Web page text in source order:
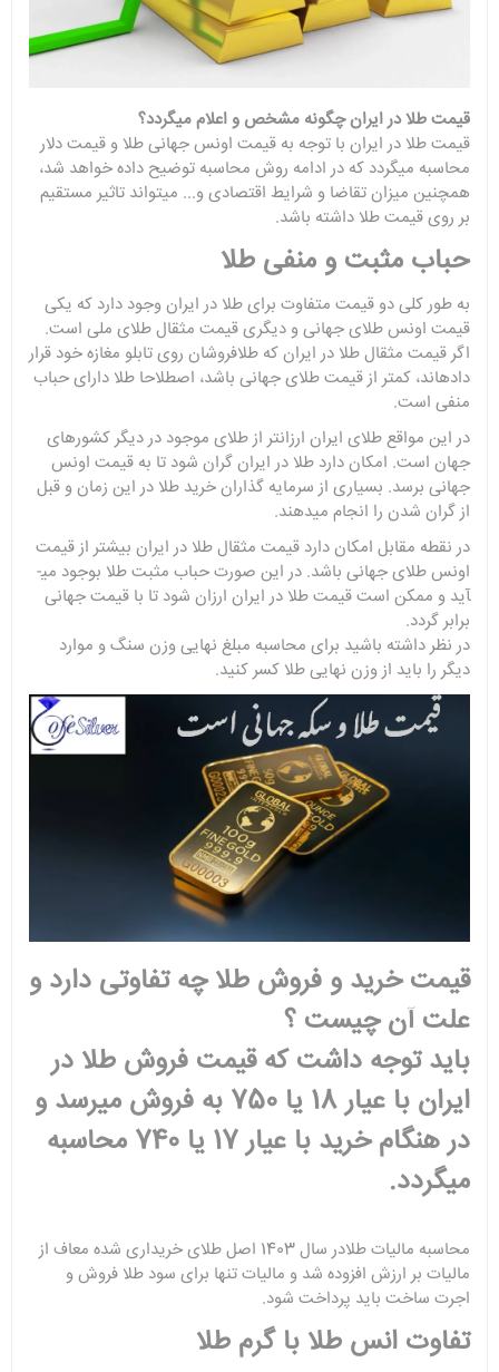
قیمت طلا در ایران چگونه مشخص و اعلام میگردد؟
قیمت طلا در ایران با توجه به قیمت اونس جهانی طلا و قیمت دلار
محاسبه میگردد که در ادامه روش محاسبه توضیح داده خواهد شد،
همچنین میزان تقاضا و شرایط اقتصادی و... میتواند تاثیر مستقیم
بر روی قیمت طلا داشته باشد.
حباب مثبت و منفی طلا
به طور کلی دو قیمت متفاوت برای طلا در ایران وجود دارد که یکی
قیمت اونس طلای جهانی و دیگری قیمت مثقال طلای ملی است.
اگر قیمت مثقال طلا در ایران که طلافروشان روی تابلو مغازه خود قرار
داده­اند، کمتر از قیمت طلای جهانی باشد، اصطلاحا طلا دارای حباب
منفی است.
در این مواقع طلای ایران ارزان­تر از طلای موجود در دیگر کشورهای
جهان است. امکان دارد طلا در ایران گران شود تا به قیمت اونس
جهانی برسد. بسیاری از سرمایه گذاران خرید طلا در این زمان و قبل
از گران شدن را انجام می­دهند.
در نقطه مقابل امکان دارد قیمت مثقال طلا در ایران بیشتر از قیمت
اونس طلای جهانی باشد. در این صورت حباب مثبت طلا بوجود می­
آید و ممکن است قیمت طلا در ایران ارزان شود تا با قیمت جهانی
برابر گردد.
در نظر داشته باشید برای محاسبه مبلغ نهایی وزن سنگ و موارد
دیگر را باید از وزن نهایی طلا کسر کنید.
قیمت خرید و فروش طلا چه تفاوتی دارد و
علت آن چیست ؟
باید توجه داشت که قیمت فروش طلا در
ایران با عیار 18 یا 750 به فروش میرسد و
در هنگام خرید با عیار 17 یا 740 محاسبه
میگردد.
محاسبه مالیات طلادر سال 1403 اصل طلای خریداری شده معاف از
مالیات بر ارزش افزوده شد و مالیات تنها برای سود طلا فروش و
اجرت ساخت باید پرداخت شود.
تفاوت انس طلا با گرم طلا